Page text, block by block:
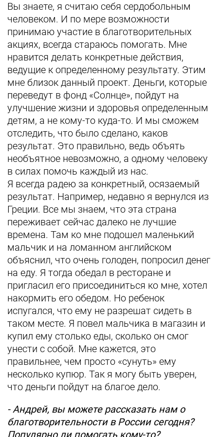
Вы знаете, я считаю себя сердобольным
человеком. И по мере возможности
принимаю участие в благотворительных
акциях, всегда стараюсь помогать. Мне
нравится делать конкретные действия,
ведущие к определенному результату. Этим
мне близок данный проект. Деньги, которые
переведут в фонд «Солнце», пойдут на
улучшение жизни и здоровья определенным
детям, а не кому-то куда-то. И мы сможем
отследить, что было сделано, каков
результат. Это правильно, ведь объять
необъятное невозможно, а одному человеку
в силах помочь каждый из нас.
Я всегда радею за конкретный, осязаемый
результат. Например, недавно я вернулся из
Греции. Все мы знаем, что эта страна
переживает сейчас далеко не лучшие
времена. Там ко мне подошел маленький
мальчик и на ломанном английском
объяснил, что очень голоден, попросил денег
на еду. Я тогда обедал в ресторане и
пригласил его присоединиться ко мне, хотел
накормить его обедом. Но ребенок
испугался, что ему не разрешат сидеть в
таком месте. Я повел мальчика в магазин и
купил ему столько еды, сколько он смог
унести с собой. Мне кажется, это
правильнее, чем просто «сунуть» ему
несколько купюр. Так я могу быть уверен,
что деньги пойдут на благое дело.
- Андрей, вы можете рассказать нам о
благотворительности в России сегодня?
Популярно ли помогать кому-то?